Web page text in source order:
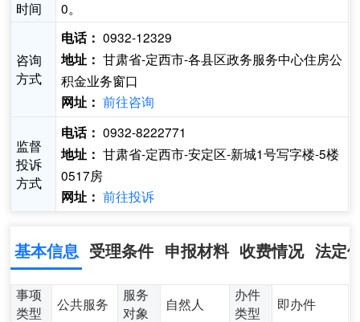
时间
0。
咨询
方式
电话： 0932-12329
地址： 甘肃省-定西市-各县区政务服务中心住房公
积金业务窗口
网址： 前往咨询
监督
投诉
方式
电话： 0932-8222771
地址： 甘肃省-定西市-安定区-新城1号写字楼-5楼
0517房
网址： 前往投诉
基本信息 受理条件 申报材料 收费情况 法定
事项
类型
公共服务
服务
对象
自然人
办件
类型
即办件